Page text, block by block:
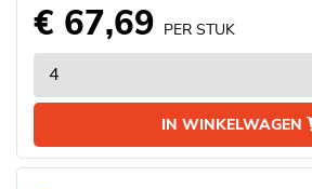
€ 67,69 PER STUK
IN WINKELWAGEN